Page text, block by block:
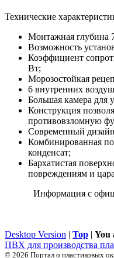
Технические
Монтажная глубина
Возможность
Коэффициент
Вт;
Морозостойкая
6 внутренних
Большая камера для
Конструкция
противовзломную
Современный
Комбинированная
конденсат;
Бархатистая
повреждениям и
Информация с
Desktop Version | Top | You
ПВХ для производства
© 2026 Портал о пластиковых